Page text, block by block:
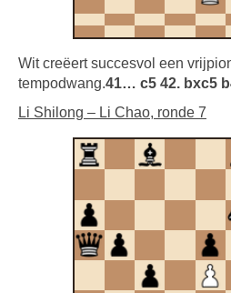
Wit creëert succesvol een
tempodwang.41… c5 42. bxc5
Li Shilong – Li Chao, ronde 7